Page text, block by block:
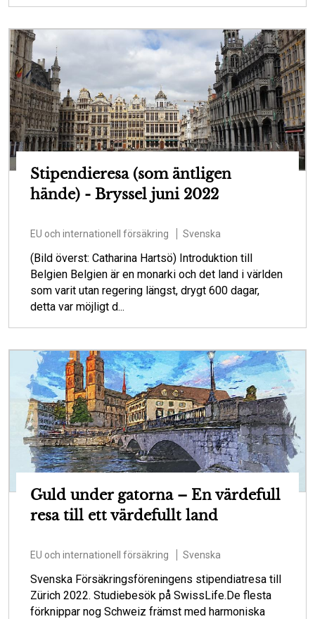
Stipendieresa (som äntligen
hände) - Bryssel juni 2022
EU och internationell försäkring Svenska
(Bild överst: Catharina Hartsö) Introduktion till
Belgien Belgien är en monarki och det land i världen
som varit utan regering längst, drygt 600 dagar,
detta var möjligt d...
Guld under gatorna – En värdefull
resa till ett värdefullt land
EU och internationell försäkring Svenska
Svenska Försäkringsföreningens stipendiatresa till
Zürich 2022. Studiebesök på SwissLife.De flesta
förknippar nog Schweiz främst med harmoniska